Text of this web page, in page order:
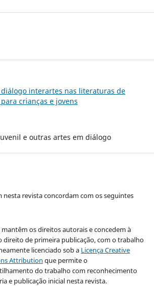
diálogo interartes nas literaturas de
crianças e jovens
e outras artes em diálogo
nesta revista concordam com os seguintes
os direitos autorais e concedem à
direito de primeira publicação, com o trabalho
licenciado sob a Licença Creative
Attribution que permite o
do trabalho com reconhecimento
e publicação inicial nesta revista.